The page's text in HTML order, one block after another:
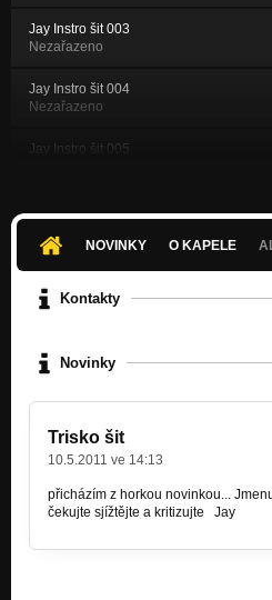
Jay Instro šit 003
Nezařazeno
Jay Instro šit 004
Nezařazeno
Jay Instro šit 005
Jay Instro šit 007
Nezařazeno
Nezařazeno
Nezařazeno
Jay Instro šit 011
NOVINKY O KAPELE
Kontakty
Novinky
Trisko šit
10.5.2011 ve 14:13
přicházím z horkou novinkou...
čekujte sjížtějte a kritizujte Jay